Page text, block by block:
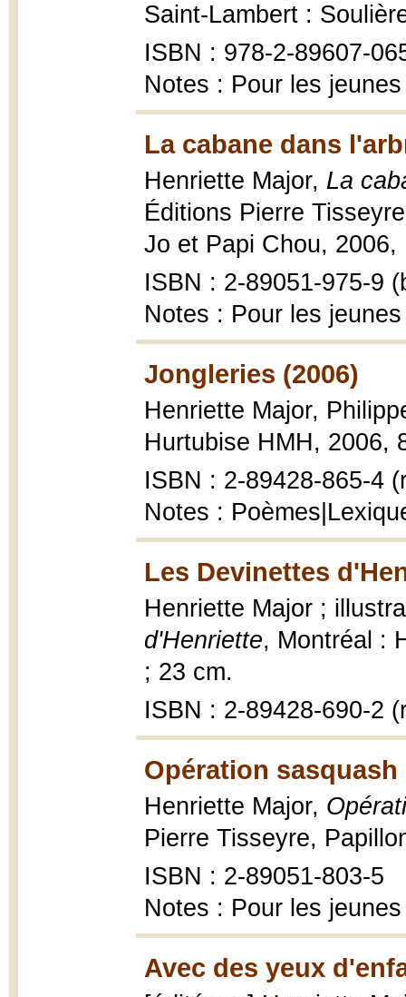
Saint-Lambert :
ISBN : 978-2-89607-
Notes : Pour les
La cabane dans
Henriette Major, La
Éditions Pierre
Jo et Papi Chou,
ISBN : 2-89051-975-9
Notes : Pour les
Jongleries (2006)
Henriette Major,
Hurtubise HMH, 2006,
ISBN : 2-89428-865-4
Notes :
Les Devinettes
Henriette Major ;
d'Henriette, Montréal :
; 23 cm.
ISBN : 2-89428-690-2
Opération sasquash
Henriette Major,
Pierre Tisseyre,
ISBN : 2-89051-803-5
Notes : Pour les
Avec des yeux